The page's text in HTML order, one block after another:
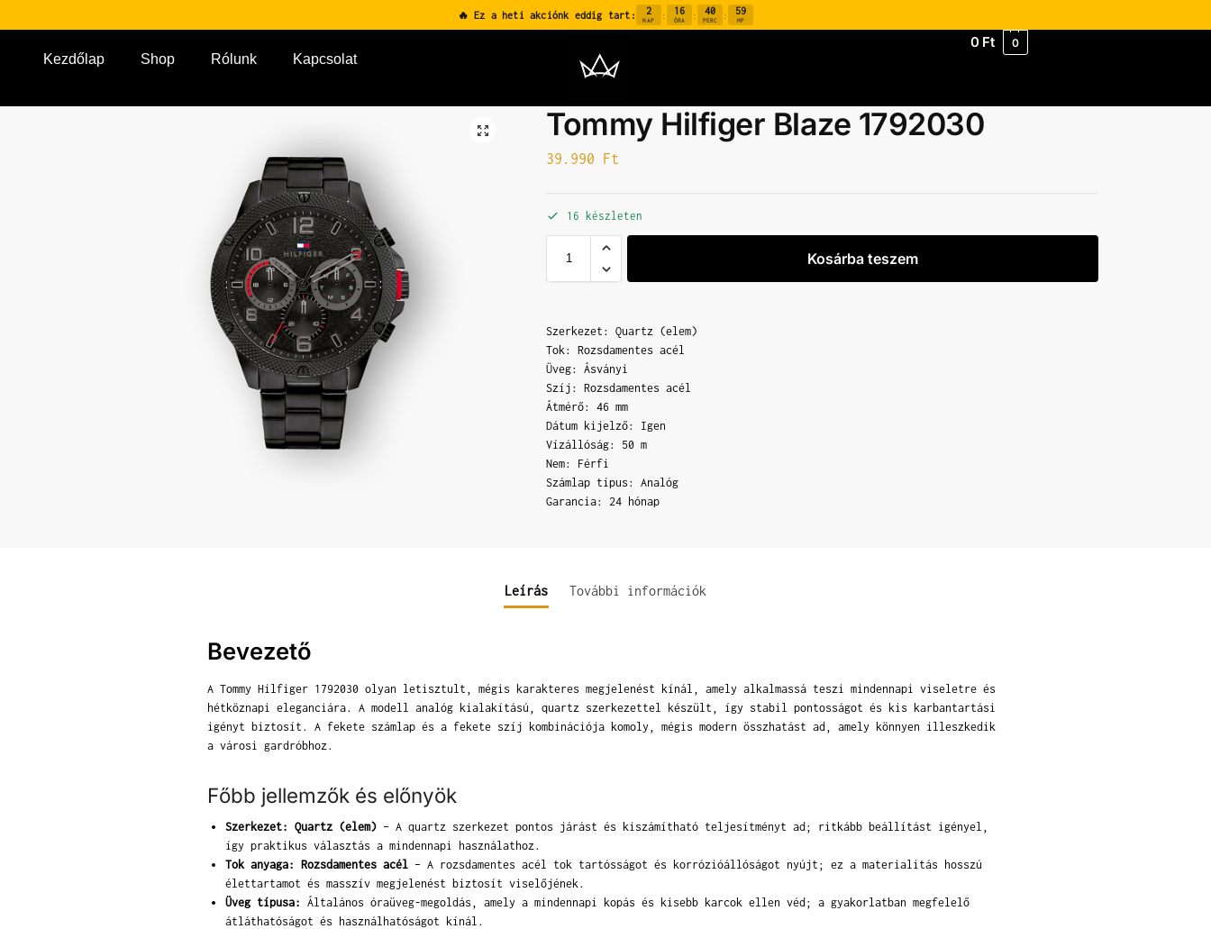
🔥 Ez a heti akciónk eddig tart: 2
NAP : 16
ÓRA : 40
PERC : 58
MP
Kezdőlap Shop Rólunk Kapcsolat
0 Ft 0
Tommy Hilfiger Blaze 1792030
39.990 Ft
16 készleten
Kosárba teszem
Szerkezet: Quartz (elem)
Tok: Rozsdamentes acél
Üveg: Ásványi
Szíj: Rozsdamentes acél
Átmérő: 46 mm
Dátum kijelző: Igen
Vízállóság: 50 m
Nem: Férfi
Számlap típus: Analóg
Garancia: 24 hónap
Leírás További információk
Bevezető
A Tommy Hilfiger 1792030 olyan letisztult, mégis karakteres megjelenést kínál, amely alkalmassá teszi mindennapi viseletre és
hétköznapi eleganciára. A modell analóg kialakítású, quartz szerkezettel készült, így stabil pontosságot és kis karbantartási
igényt biztosít. A fekete számlap és a fekete szíj kombinációja komoly, mégis modern összhatást ad, amely könnyen illeszkedik
a városi gardróbhoz.
Főbb jellemzők és előnyök
Szerkezet: Quartz (elem)– A quartz szerkezet pontos járást és kiszámítható teljesítményt ad; ritkább beállítást igényel,
így praktikus választás a mindennapi használathoz.
Tok anyaga: Rozsdamentes acél– A rozsdamentes acél tok tartósságot és korrózióállóságot nyújt; ez a materialitás hosszú
élettartamot és masszív megjelenést biztosít viselőjének.
Üveg típusa: Általános óraüveg-megoldás, amely a mindennapi kopás és kisebb karcok ellen véd; a gyakorlatban megfelelő
átláthatóságot és használhatóságot kínál.